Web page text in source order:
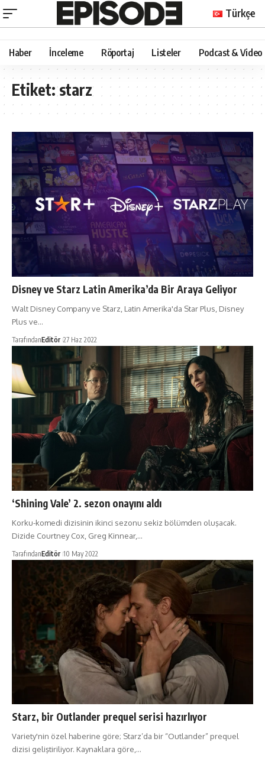
Türkçe
Haber İnceleme Röportaj Listeler Podcast & Video
Etiket:starz
Disney ve Starz Latin Amerika’da Bir Araya Geliyor
Walt Disney Company ve Starz, Latin Amerika'da Star Plus, Disney
Plus ve…
TarafındanEditör 27 Haz 2022
‘Shining Vale’ 2. sezon onayını aldı
Korku-komedi dizisinin ikinci sezonu sekiz bölümden oluşacak.
Dizide Courtney Cox, Greg Kinnear,…
TarafındanEditör 10 May 2022
Starz, bir Outlander prequel serisi hazırlıyor
Variety'nin özel haberine göre; Starz’da bir “Outlander” prequel
dizisi geliştiriliyor. Kaynaklara göre,…